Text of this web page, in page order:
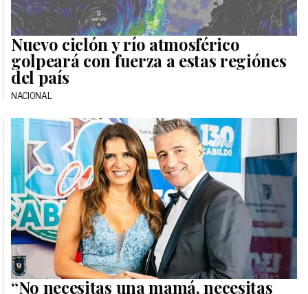
Nuevo ciclón y río atmosférico
golpeará con fuerza a estas regiónes
del país
NACIONAL
“No necesitas una mamá, necesitas